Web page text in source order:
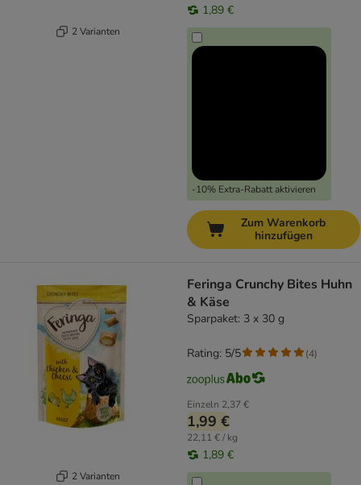
2 Varianten
1,89 €
-10% Extra-Rabatt aktivieren
Zum Warenkorb
hinzufügen
2 Varianten
Feringa Crunchy Bites Huhn
& Käse
Sparpaket: 3 x 30 g
Einzeln 2,37 €
1,99 €
22,11 € / kg
1,89 €
Rating: 5/5 (4)